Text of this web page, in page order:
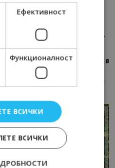
камериерка може да се
за...
с Елица Стоилова 05/08/2026 08:28
губят пари заради грешки в
13/07/2026 09:02
Ефективност
Функционалност
ВСИЧКИ
ВСИЧКИ